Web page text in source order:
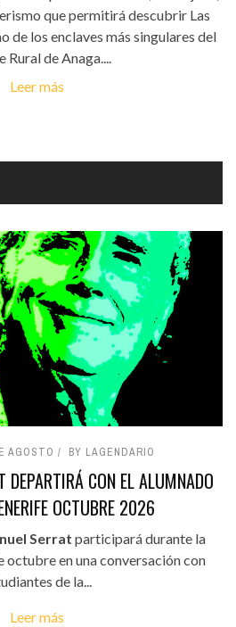
que permitirá descubrir Las
de los enclaves más singulares del
Rural de Anaga....
Leer más
AGOSTO BY LAGENDARIO
DEPARTIRÁ CON EL ALUMNADO
OCTUBRE 2026
Serrat participará durante la
octubre en una conversación con
de la...
Leer más